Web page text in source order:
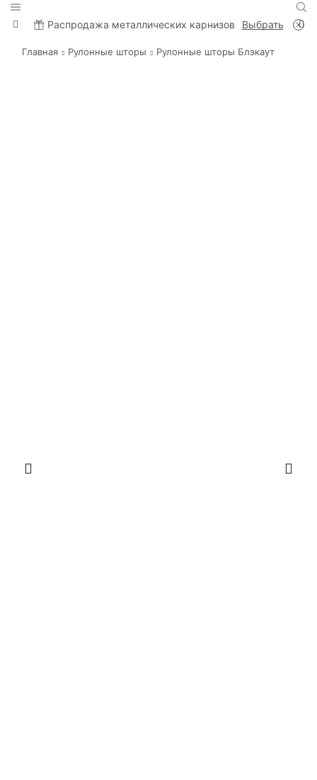
Распродажа металлических карнизов Выбрать
Главная Рулонные шторы Рулонные шторы Блэкаут